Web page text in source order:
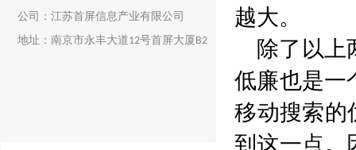
公司：江苏首屏信息产业有限公司
地址：南京市永丰大道12号首屏大厦B2
越大。
除了以上
低廉也是一
移动搜索的
到这一点。